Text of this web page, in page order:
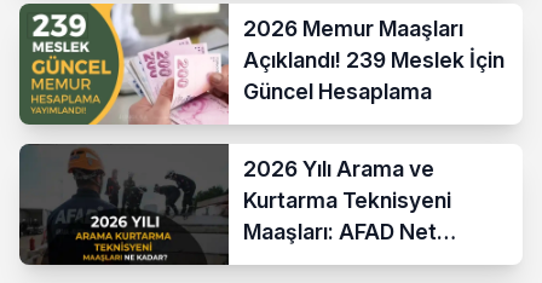
2026 Memur Maaşları
Açıklandı! 239 Meslek İçin
Güncel Hesaplama
2026 Yılı Arama ve
Kurtarma Teknisyeni
Maaşları: AFAD Net
Bordro Tablosu